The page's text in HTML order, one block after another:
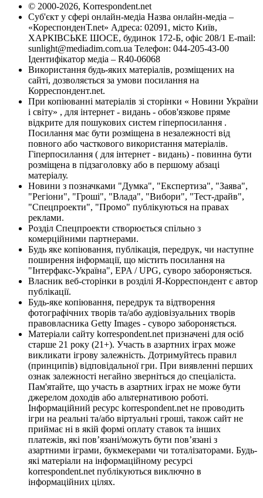
© 2000-2026, Korrespondent.net
Суб'єкт у сфері онлайн-медіа Назва онлайн-медіа –
«КореспонденТ.net» Адреса: 02091, місто Київ,
ХАРКІВСЬКЕ ШОСЕ, будинок 172-Б, офіс 208/1 E-mail:
sunlight@mediadim.com.ua Телефон: 044-205-43-00
Ідентифікатор медіа – R40-06068
Використання будь-яких матеріалів, розміщених на
сайті, дозволяється за умови посилання на
Корреспондент.net.
При копіюванні матеріалів зі сторінки « Новини України
і світу» , для інтернет - видань - обов'язкове пряме
відкрите для пошукових систем гіперпосилання .
Посилання має бути розміщена в незалежності від
повного або часткового використання матеріалів.
Гіперпосилання ( для інтернет - видань) - повинна бути
розміщена в підзаголовку або в першому абзаці
матеріалу.
Новини з позначками "Думка", "Експертиза", "Заява",
"Регіони", "Гроші", "Влада", "Вибори", "Тест-драйв",
"Спецпроекти", "Промо" публікуються на правах
реклами.
Розділ Спецпроекти створюється спільно з
комерційними партнерами.
Будь яке копіювання, публікація, передрук, чи наступне
поширення інформації, що містить посилання на
"Інтерфакс-Україна", EPA / UPG, суворо забороняється.
Власник веб-сторінки в розділі Я-Корреспондент є автор
публікації.
Будь-яке копіювання, передрук та відтворення
фотографічних творів та/або аудіовізуальних творів
правовласника Getty Images - суворо забороняється.
Матеріали сайту korrespondent.net призначені для осіб
старше 21 року (21+). Участь в азартних іграх може
викликати ігрову залежність. Дотримуйтесь правил
(принципів) відповідальної гри. При виявленні перших
ознак залежності негайно зверніться до спеціаліста.
Пам'ятайте, що участь в азартних іграх не може бути
джерелом доходів або альтернативою роботі.
Інформаційний ресурс korrespondent.net не проводить
ігри на реальні та/або віртуальні гроші, також сайт не
приймає ні в якій формі оплату ставок та інших
платежів, які пов’язані/можуть бути пов’язані з
азартними іграми, букмекерами чи тоталізаторами. Будь-
які матеріали на інформаційному ресурсі
korrespondent.net публікуються виключно в
інформаційних цілях.